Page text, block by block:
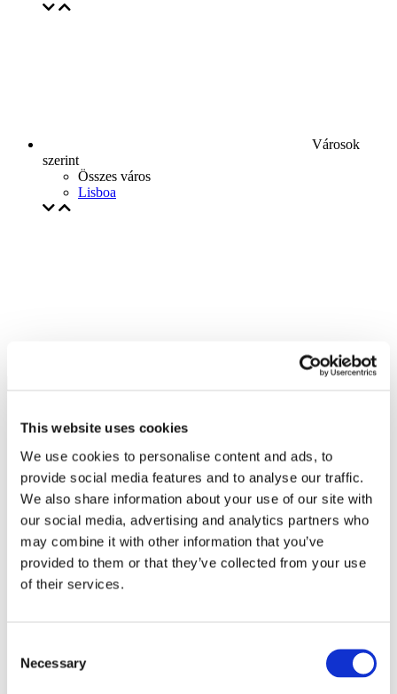
This website uses cookies
We use cookies to personalise content and ads, to
provide social media features and to analyse our traffic.
We also share information about your use of our site with
our social media, advertising and analytics partners who
may combine it with other information that you’ve
provided to them or that they’ve collected from your use
of their services.
Selection
Necessary
Városok
szerint
Összes város
Lisboa
Összes